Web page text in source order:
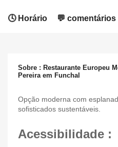
🕓 Horário 💬 comentários
Sobre : Restaurante Europeu
Pereira em Funchal
Opção moderna com
sofisticados sustentáveis.
Acessibilidade :